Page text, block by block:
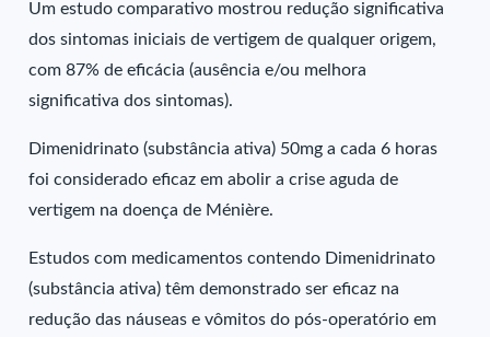
Um estudo comparativo mostrou redução significativa
dos sintomas iniciais de vertigem de qualquer origem,
com 87% de eficácia (ausência e/ou melhora
significativa dos sintomas).
Dimenidrinato (substância ativa) 50mg a cada 6 horas
foi considerado eficaz em abolir a crise aguda de
vertigem na doença de Ménière.
Estudos com medicamentos contendo Dimenidrinato
(substância ativa) têm demonstrado ser eficaz na
redução das náuseas e vômitos do pós-operatório em